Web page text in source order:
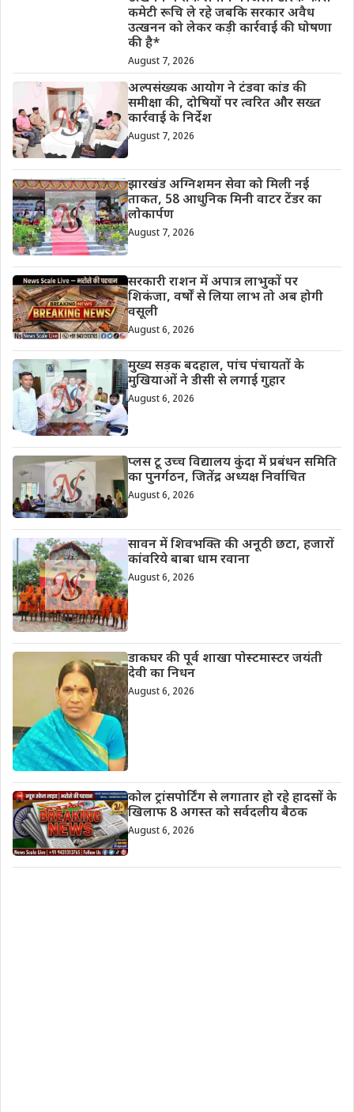
कमेटी रूचि ले रहे जबकि सरकार अवैध
उत्खनन को लेकर कड़ी कार्रवाई की घोषणा
की है*
August 7, 2026
अल्पसंख्यक आयोग ने टंडवा कांड की
समीक्षा की, दोषियों पर त्वरित और सख्त
कार्रवाई के निर्देश
August 7, 2026
झारखंड अग्निशमन सेवा को मिली नई
ताकत, 58 आधुनिक मिनी वाटर टेंडर का
लोकार्पण
August 7, 2026
सरकारी राशन में अपात्र लाभुकों पर
शिकंजा, वर्षों से लिया लाभ तो अब होगी
वसूली
August 6, 2026
मुख्य सड़क बदहाल, पांच पंचायतों के
मुखियाओं ने डीसी से लगाई गुहार
August 6, 2026
प्लस टू उच्च विद्यालय कुंदा में प्रबंधन समिति
का पुनर्गठन, जितेंद्र अध्यक्ष निर्वाचित
August 6, 2026
सावन में शिवभक्ति की अनूठी छटा, हजारों
कांवरिये बाबा धाम रवाना
August 6, 2026
डाकघर की पूर्व शाखा पोस्टमास्टर जयंती
देवी का निधन
August 6, 2026
कोल ट्रांसपोर्टिंग से लगातार हो रहे हादसों के
खिलाफ 8 अगस्त को सर्वदलीय बैठक
August 6, 2026